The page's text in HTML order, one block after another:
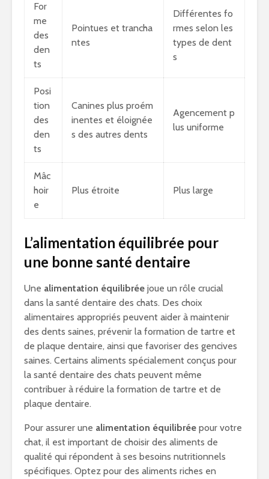
For
me
des
den
ts
Pointues et trancha
ntes
Différentes fo
rmes selon les
types de dent
s
Posi
tion
des
den
ts
Canines plus proém
inentes et éloignée
s des autres dents
Agencement p
lus uniforme
Mâc
hoir
e
Plus étroite Plus large
L’alimentation équilibrée pour
une bonne santé dentaire
Une alimentation équilibrée joue un rôle crucial
dans la santé dentaire des chats. Des choix
alimentaires appropriés peuvent aider à maintenir
des dents saines, prévenir la formation de tartre et
de plaque dentaire, ainsi que favoriser des gencives
saines. Certains aliments spécialement conçus pour
la santé dentaire des chats peuvent même
contribuer à réduire la formation de tartre et de
plaque dentaire.
Pour assurer une alimentation équilibrée pour votre
chat, il est important de choisir des aliments de
qualité qui répondent à ses besoins nutritionnels
spécifiques. Optez pour des aliments riches en